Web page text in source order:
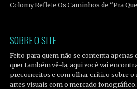
Colomy Reflete Os Caminhos de “Pra
SOBRE O SITE
Feito para quem não se contenta apenas
quer também vê-la, aqui você vai
preconceitos e com olhar crítico sobre o
artes visuais com o mercado